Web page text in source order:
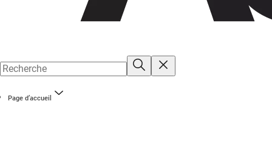
Page d’accueil